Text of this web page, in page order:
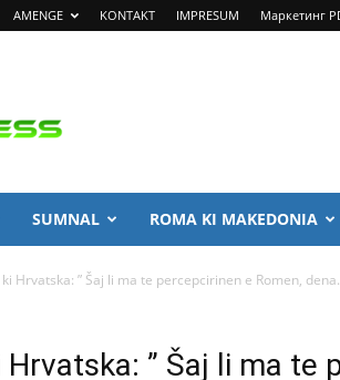
AMENGE KONTAKT IMPRESUM Маркетинг
SUMNAL ROMA KI MAKEDONIA
Hrvatska: ” Šaj li ma te percepcirinen e Romen,
” Šaj li ma te